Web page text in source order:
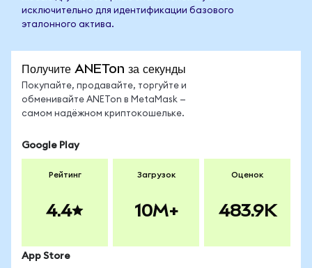
исключительно для идентификации базового
эталонного актива.
Получите ANETon за секунды
Покупайте, продавайте, торгуйте и
обменивайте ANETon в MetaMask —
самом надёжном криптокошельке.
Google Play
Рейтинг
4.4
Загрузок
10M+
Оценок
483.9K
App Store